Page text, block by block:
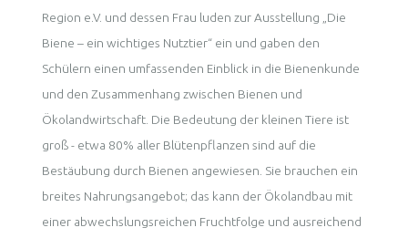
Region e.V. und dessen Frau luden zur Ausstellung „Die
Biene – ein wichtiges Nutztier“ ein und gaben den
Schülern einen umfassenden Einblick in die Bienenkunde
und den Zusammenhang zwischen Bienen und
Ökolandwirtschaft. Die Bedeutung der kleinen Tiere ist
groß - etwa 80% aller Blütenpflanzen sind auf die
Bestäubung durch Bienen angewiesen. Sie brauchen ein
breites Nahrungsangebot; das kann der Ökolandbau mit
einer abwechslungsreichen Fruchtfolge und ausreichend